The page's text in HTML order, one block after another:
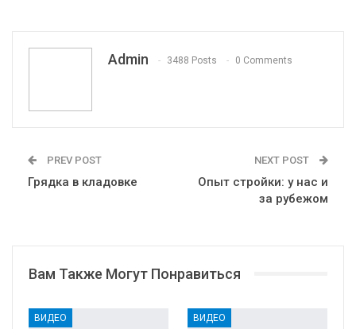
Admin 3488 Posts 0 Comments
PREV POST
Грядка в кладовке
NEXT POST
Опыт стройки: у нас и
за рубежом
Вам Также Могут Понравиться
ВИДЕО ВИДЕО